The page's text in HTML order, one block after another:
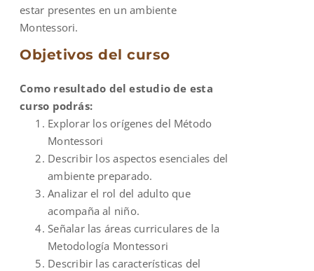
estar presentes en un ambiente
Montessori.
Objetivos del curso
Como resultado del estudio de esta
curso podrás:
Explorar los orígenes del Método
Montessori
Describir los aspectos esenciales del
ambiente preparado.
Analizar el rol del adulto que
acompaña al niño.
Señalar las áreas curriculares de la
Metodología Montessori
Describir las características del